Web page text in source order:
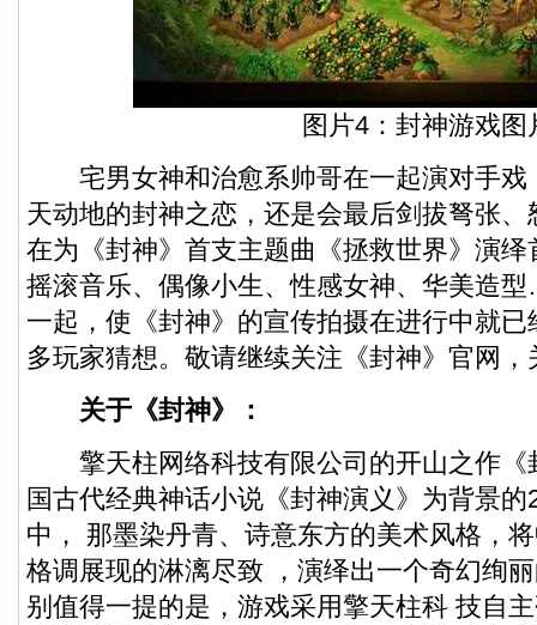
图片4：封神游戏图
宅男女神和治愈系帅哥在一起演对手戏
天动地的封神之恋，还是会最后剑拔弩张
在为《封神》首支主题曲《拯救世界》演
摇滚音乐、偶像小生、性感女神、华美造
一起，使《封神》的宣传拍摄在进行中就
多玩家猜想。敬请继续关注《封神》官网
关于《封神》：
擎天柱网络科技有限公司的开山之作《
国古代经典神话小说《封神演义》为背景
中， 那墨染丹青、诗意东方的美术风格，
格调展现的淋漓尽致 ，演绎出一个奇幻绚
别值得一提的是，游戏采用擎天柱科 技自